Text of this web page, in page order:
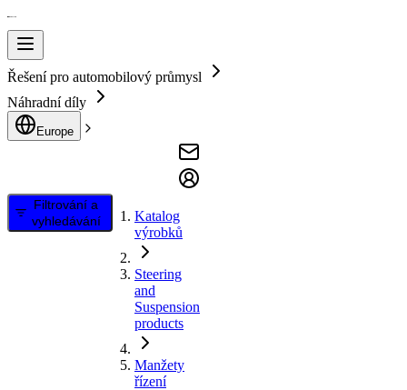
Řešení pro automobilový průmysl
Náhradní díly
Europe
Filtrování a
vyhledávání
Katalog
výrobků
Steering
and
Suspension
products
Manžety
řízení